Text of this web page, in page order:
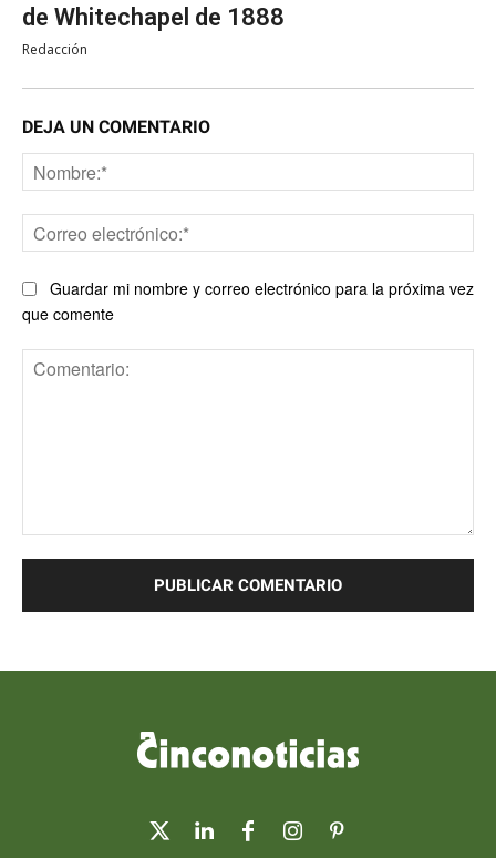
de Whitechapel de 1888
Redacción
DEJA UN COMENTARIO
Guardar mi nombre y correo electrónico para la próxima vez
que comente